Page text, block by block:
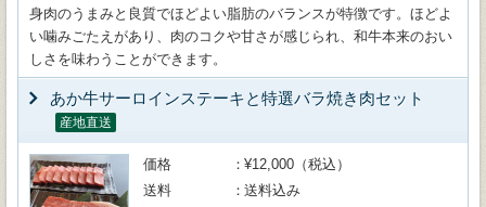
身肉のうまみと良質でほどよい脂肪のバランスが特徴です。ほどよ
い噛みごたえがあり、肉のコクや甘さが感じられ、和牛本来のおい
しさを味わうことができます。
あか牛サーロインステーキと特選バラ焼き肉セット
産地直送
価格
¥12,000（税込）
送料
送料込み